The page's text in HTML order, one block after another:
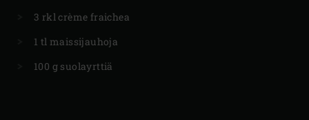
3 rkl crème fraichea
1 tl maissijauhoja
100 g suolayrttiä